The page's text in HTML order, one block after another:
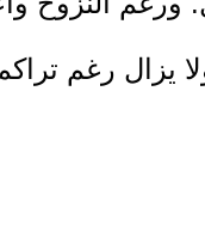
يزال رغم